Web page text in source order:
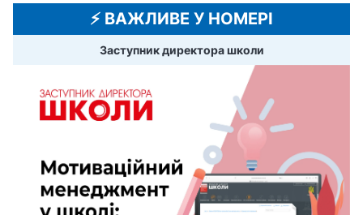
⚡️ ВАЖЛИВЕ У НОМЕРІ
Заступник директора школи